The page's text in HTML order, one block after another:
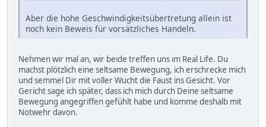
Aber die hohe Geschwindigkeitsübertretung allein ist
noch kein Beweis für vorsätzliches Handeln.
Nehmen wir mal an, wir beide treffen uns im Real Life. Du
machst plötzlich eine seltsame Bewegung, ich erschrecke mich
und semmel Dir mit voller Wucht die Faust ins Gesicht. Vor
Gericht sage ich später, dass ich mich durch Deine seltsame
Bewegung angegriffen gefühlt habe und komme deshalb mit
Notwehr davon.